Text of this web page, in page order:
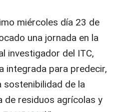
miércoles día 23 de
una jornada en la
investigador del ITC,
integrada para predecir,
sostenibilidad de la
de residuos agrícolas y